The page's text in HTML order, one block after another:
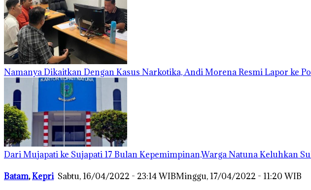
Namanya Dikaitkan Dengan Kasus Narkotika, Andi Morena Resmi Lapor ke
Dari Mujapati ke Sujapati 17 Bulan Kepemimpinan,Warga Natuna Keluhkan
Batam,Kepri Sabtu, 16/04/2022 - 23:14 WIBMinggu, 17/04/2022 - 11:20 WIB